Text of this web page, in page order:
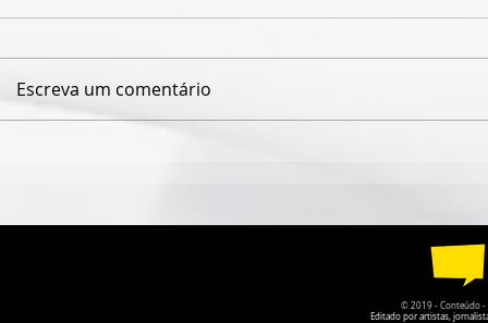
PARTICIPANTES
"WORK IN
GALERIA
PORTO
Escreva um comentário
© 2019 - Conteúdo -
Editado por artistas,